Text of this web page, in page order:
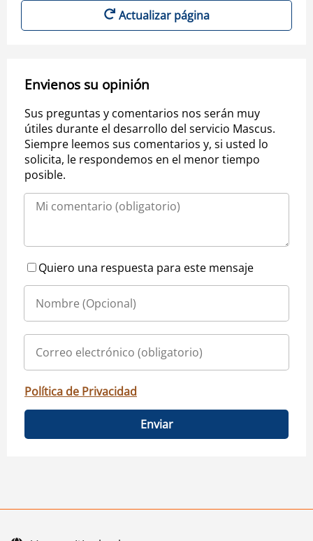
Actualizar página
Envienos su opinión
Sus preguntas y comentarios nos serán muy
útiles durante el desarrollo del servicio Mascus.
Siempre leemos sus comentarios y, si usted lo
solicita, le respondemos en el menor tiempo
posible.
Quiero una respuesta para este mensaje
Política de Privacidad
Enviar